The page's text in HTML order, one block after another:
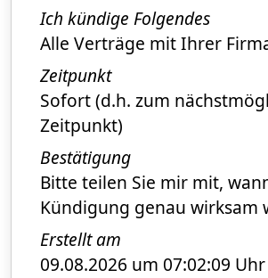
Ich kündige Folgendes
Alle Verträge mit Ihrer
Zeitpunkt
Sofort (d.h. zum
Zeitpunkt)
Bestätigung
Bitte teilen Sie mir mit,
Kündigung genau wirksam
Erstellt am
09.08.2026 um 07:02:09 Uhr